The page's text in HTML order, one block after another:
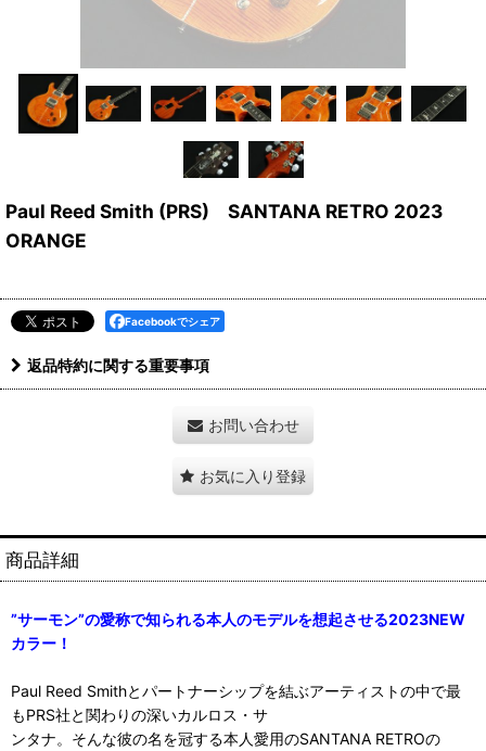
Paul Reed Smith (PRS) SANTANA RETRO 2023
ORANGE
Facebookでシェア
返品特約に関する重要事項
お問い合わせ
お気に入り登録
商品詳細
”サーモン”の愛称で知られる本人のモデルを想起させる2023NEW
カラー！
Paul Reed Smithとパートナーシップを結ぶアーティストの中で最
もPRS社と関わりの深いカルロス・サ
ンタナ。そんな彼の名を冠する本人愛用のSANTANA RETROの